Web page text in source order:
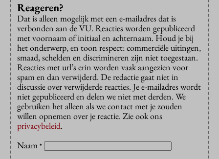
Reageren?
Dat is alleen mogelijk met een e-mailadres dat is
verbonden aan de VU. Reacties worden gepubliceerd
met voornaam of initiaal en achternaam. Houd je bij
het onderwerp, en toon respect: commerciële uitingen,
smaad, schelden en discrimineren zijn niet toegestaan.
Reacties met url’s erin worden vaak aangezien voor
spam en dan verwijderd. De redactie gaat niet in
discussie over verwijderde reacties. Je e-mailadres wordt
niet gepubliceerd en delen we niet met derden. We
gebruiken het alleen als we contact met je zouden
willen opnemen over je reactie. Zie ook ons
privacybeleid.
Naam *